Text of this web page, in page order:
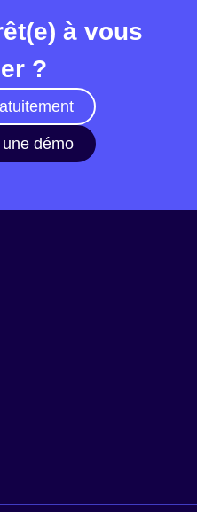
à vous
?
démo